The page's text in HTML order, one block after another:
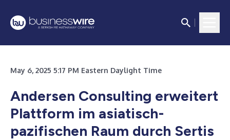
May 6, 2025 5:17 PM Eastern Daylight Time
Andersen Consulting erweitert
Plattform im asiatisch-
pazifischen Raum durch Sertis